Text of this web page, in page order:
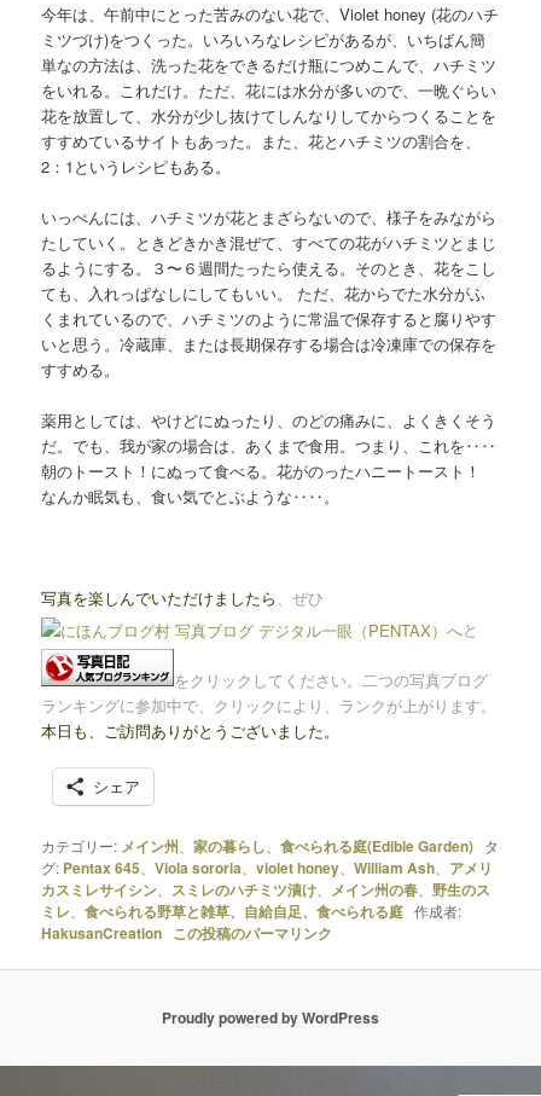
今年は、午前中にとった苦みのない花で、Violet honey (花のハチ
ミツづけ)をつくった。いろいろなレシピがあるが、いちばん簡
単なの方法は、洗った花をできるだけ瓶につめこんで、ハチミツ
をいれる。これだけ。ただ、花には水分が多いので、一晩ぐらい
花を放置して、水分が少し抜けてしんなりしてからつくることを
すすめているサイトもあった。また、花とハチミツの割合を、
2：1というレシピもある。
いっぺんには、ハチミツが花とまざらないので、様子をみながら
たしていく。ときどきかき混ぜて、すべての花がハチミツとまじ
るようにする。３〜６週間たったら使える。そのとき、花をこし
ても、入れっぱなしにしてもいい。 ただ、花からでた水分がふ
くまれているので、ハチミツのように常温で保存すると腐りやす
いと思う。冷蔵庫、または長期保存する場合は冷凍庫での保存を
すすめる。
薬用としては、やけどにぬったり、のどの痛みに、よくきくそう
だ。でも、我が家の場合は、あくまで食用。つまり、これを‥‥
朝のトースト！にぬって食べる。花がのったハニートースト！
なんか眠気も、食い気でとぶような‥‥。
写真を楽しんでいただけましたら、ぜひ
と
をクリックしてください。二つの写真ブログ
ランキングに参加中で、クリックにより、ランクが上がります。
本日も、 ご訪問ありがとうございました。
シェア
カテゴリー: メイン州 、家の暮らし 、食べられる庭(Edible Garden) タ
グ: Pentax 645 、Viola sororia 、violet honey 、William Ash
アメリ
カスミレサイシン
スミレのハチミツ漬け メイン州の春 、野生のス
ミレ 、食べられる野草と雑草、自給自足、食べられる庭 作成者:
HakusanCreation この投稿のパーマリンク
Proudly powered by WordPress